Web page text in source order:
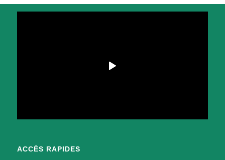
ACCÈS RAPIDES